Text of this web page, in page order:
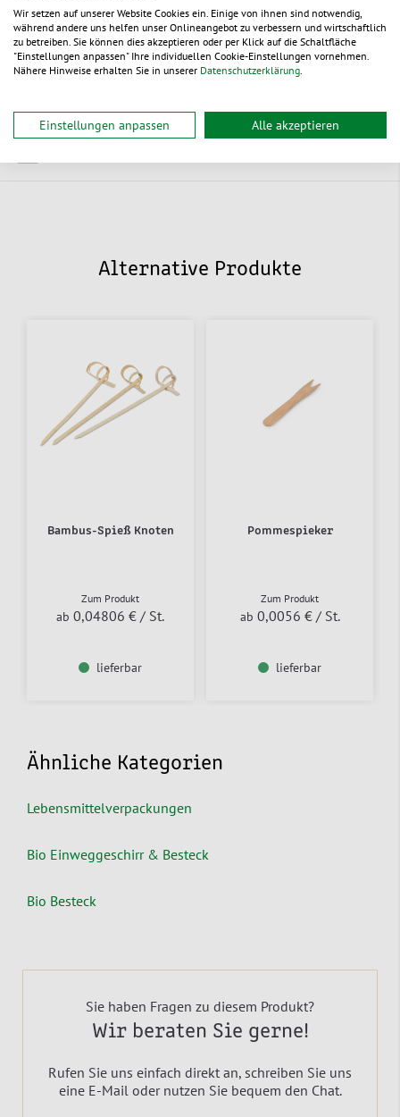
Zur Bestelltabelle ↑ Beratung anfordern
Alternative Produkte
Bambus-Spieß Knoten
Zum Produkt
ab 0,04806 € / St.
lieferbar
Pommespieker
Zum Produkt
ab 0,0056 € / St.
lieferbar
Ähnliche Kategorien
Lebensmittelverpackungen
Bio Einweggeschirr & Besteck
Bio Besteck
Sie haben Fragen zu diesem Produkt?
Wir beraten Sie gerne!
Rufen Sie uns einfach direkt an, schreiben Sie uns
eine E-Mail oder nutzen Sie bequem den Chat.
Wir setzen auf unserer Website Cookies ein. Einige von ihnen sind notwendig,
während andere uns helfen unser Onlineangebot zu verbessern und wirtschaftlich
zu betreiben. Sie können dies akzeptieren oder per Klick auf die Schaltfläche
"Einstellungen anpassen" Ihre individuellen Cookie-Einstellungen vornehmen.
Nähere Hinweise erhalten Sie in unserer Datenschutzerklärung
Einstellungen anpassen Alle akzeptieren